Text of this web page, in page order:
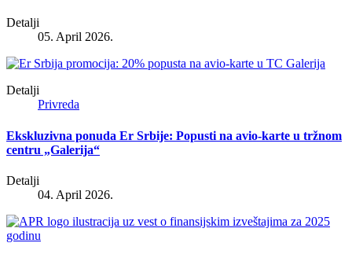
Detalji
05. April 2026.
Detalji
Privreda
Ekskluzivna ponuda Er Srbije: Popusti na avio-karte u tržnom
centru „Galerija“
Detalji
04. April 2026.